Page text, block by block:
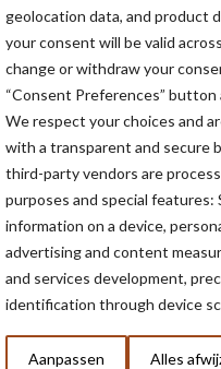
geolocation data, and product
your consent will be valid
change or withdraw your
“Consent Preferences”
We respect your choices and
with a transparent and secure
third-party vendors are
purposes and special features:
information on a device,
advertising and content
and services development,
identification through device
Aanpassen Alles
de meest
preciezer spuiten,
uitvoeren.